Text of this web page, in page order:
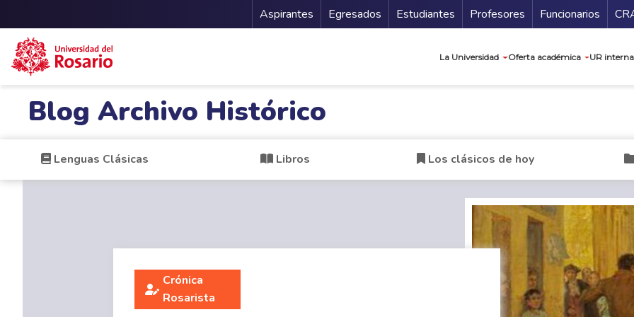
Menu Secundario
Aspirantes Egresados Estudiantes Profesores Funcionarios
La Universidad Oferta académica UR
Blog Archivo Histórico
Lenguas Clásicas Libros Los clásicos de hoy
Crónica
Rosarista